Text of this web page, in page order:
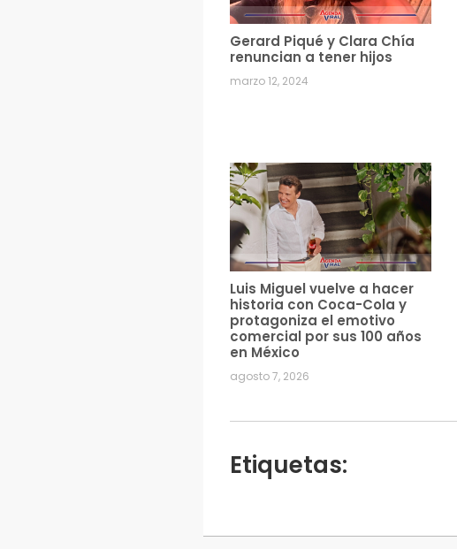
Gerard Piqué y Clara Chía
renuncian a tener hijos
marzo 12, 2024
Luis Miguel vuelve a hacer
historia con Coca-Cola y
protagoniza el emotivo
comercial por sus 100 años
en México
agosto 7, 2026
Etiquetas: